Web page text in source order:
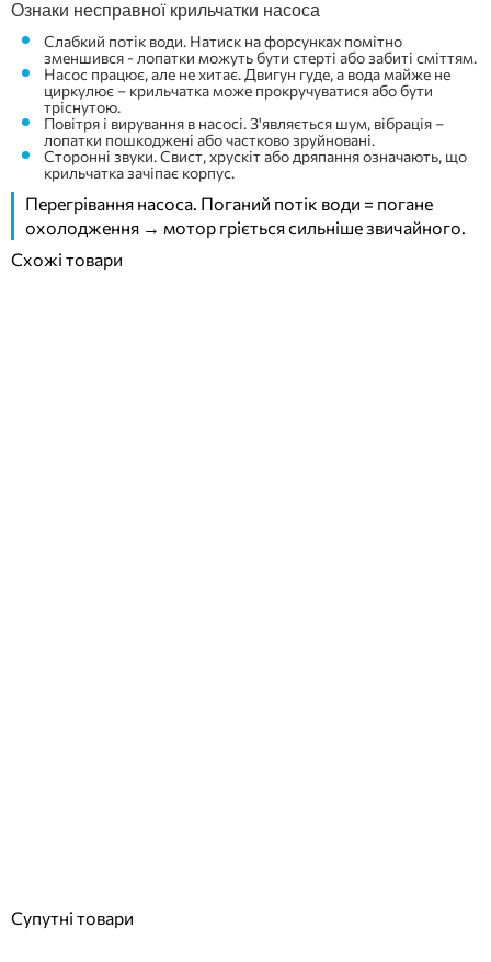
Ознаки несправної крильчатки насоса
Слабкий потік води. Натиск на форсунках помітно
зменшився - лопатки можуть бути стерті або забиті сміттям.
Насос працює, але не хитає. Двигун гуде, а вода майже не
циркулює – крильчатка може прокручуватися або бути
тріснутою.
Повітря і вирування в насосі. З'являється шум, вібрація –
лопатки пошкоджені або частково зруйновані.
Сторонні звуки. Свист, хрускіт або дряпання означають, що
крильчатка зачіпає корпус.
Перегрівання насоса. Поганий потік води = погане
охолодження → мотор гріється сильніше звичайного.
Схожі товари
Супутні товари